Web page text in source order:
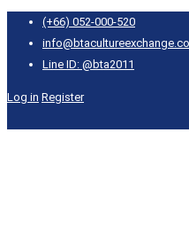
(+66) 052-000-520
Line ID: @bta2011
Log in Register